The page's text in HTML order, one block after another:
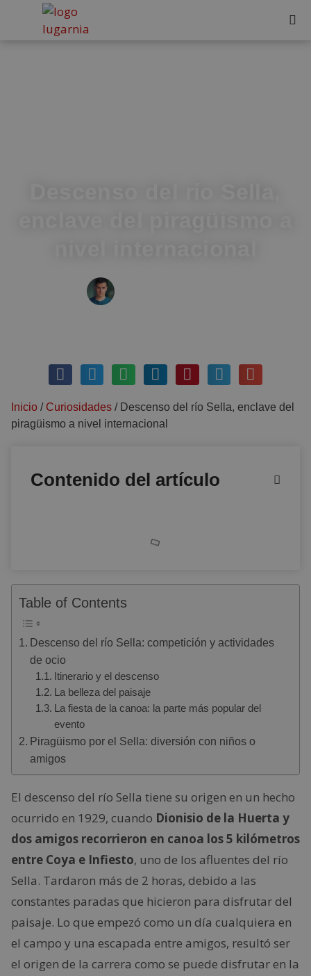
Inicio / Curiosidades / Descenso del río Sella, enclave del
piragüismo a nivel internacional
Contenido del artículo
Table of Contents
Descenso del río Sella: competición y actividades
de ocio
Itinerario y el descenso
La belleza del paisaje
La fiesta de la canoa: la parte más popular del
evento
Piragüismo por el Sella: diversión con niños o
amigos
El descenso del río Sella tiene su origen en un hecho
ocurrido en 1929, cuando Dionisio de la Huerta y
dos amigos recorrieron en canoa los 5 kilómetros
entre Coya e Infiesto, uno de los afluentes del río
Sella. Tardaron más de 2 horas, debido a las
constantes paradas que hicieron para disfrutar del
paisaje. Lo que empezó como un día cualquiera en
el campo y una escapada entre amigos, resultó ser
el origen de la carrera como se puede disfrutar en la